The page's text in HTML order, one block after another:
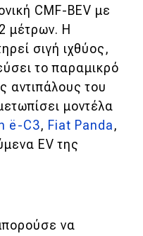
CMF-BEV με
μέτρων. Η
σιγή ιχθύος,
το παραμικρό
αντιπάλους του
μοντέλα
ë-C3, Fiat Panda,
EV της
να